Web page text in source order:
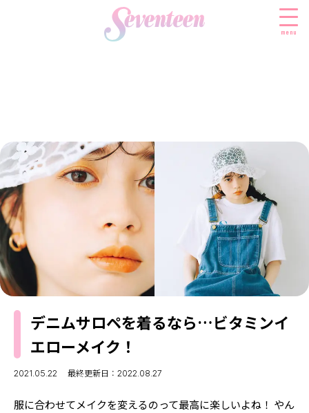
menu
FASHION
ファッションニュース
モデル私服
BEAUTY
ビューティニュース
ベストコスメ
ヘアアレンジ・ヘアケア
スキンケア
ボディケア
SCHOOL
スクールニュース
制服コーデ
学校ヘアメイク
勉強・受験・進路
ENTERTAINMENT
エンタメニュース
なにわ男子
K-POP
LIFESTYLE
ライフスタイルニュース
JKランキング・アワード
モデルの購入品
おでかけ
JK TREND
MODELS
MODEL'S BLOG
TikTok
Instagram
デニムサロペを着るなら…ビタミンイ
エローメイク！
2021.05.22 最終更新日：2022.08.27
服に合わせてメイクを変えるのって最高に楽しいよね！ やん